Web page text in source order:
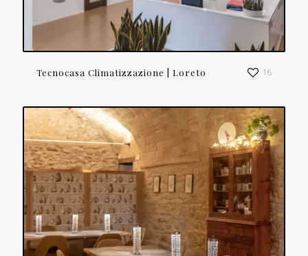
Tecnocasa Climatizzazione | Loreto 16